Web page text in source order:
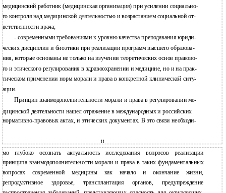
медицинский работник (медицинская организация) при усилении социально-
го контроля над медицинской деятельностью и возрастанием социальной от-
ветственности врача;
- современными требованиями к уровню качества преподавания юриди-
ческих дисциплин и биоэтики при реализации программ высшего образова-
ния, которые основаны не только на изучении теоретических основ правово-
го и этического регулирования в здравоохранении и медицине, но и на прак-
тическом применении норм морали и права в конкретной клинической ситу-
ации.
Принцип взаимодополнительности морали и права в регулировании ме-
дицинской деятельности нашел отражение в международных и российских
нормативно-правовых актах, и этических документах. В это связи необходи-
11
мо глубоко осознать актуальность исследования вопросов реализации
принципа взаимодополнительности морали и права в таких фундаментальных
вопросах современной медицины как начало и окончание жизни,
репродуктивное здоровье, трансплантация органов, предупреждение